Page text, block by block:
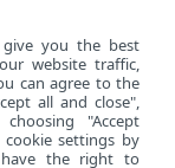
you the best
website traffic,
can agree to the
all and close",
"Accept
settings by
have the right to